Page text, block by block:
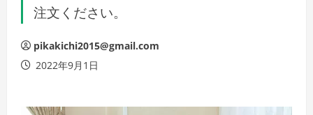
注文ください。
pikakichi2015@gmail.com
2022年9月1日